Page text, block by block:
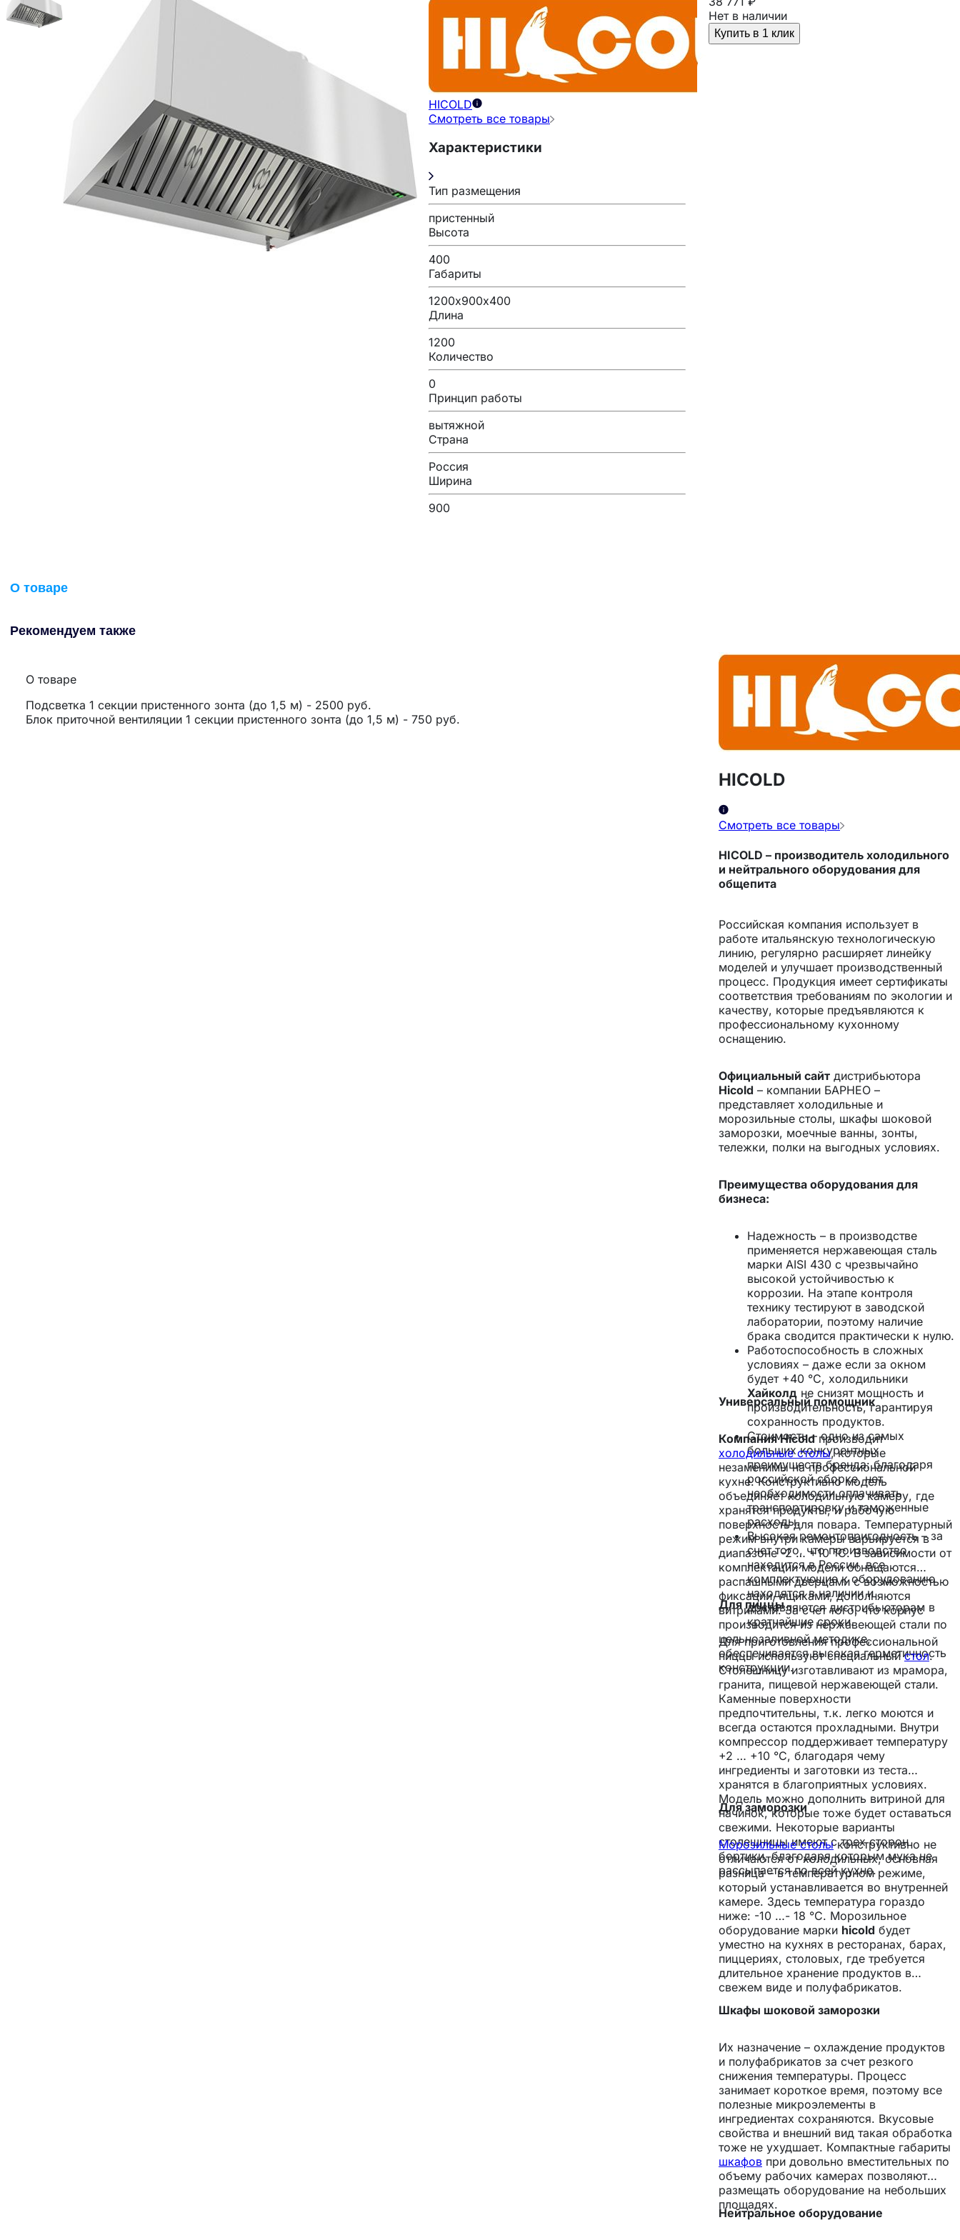
HICOLD
Смотреть все товары
Характеристики
Тип размещения
пристенный
Высота
400
Габариты
1200х900х400
Длина
1200
Количество
0
Принцип работы
вытяжной
Страна
Россия
Ширина
900
Нет в наличии
Купить в 1 клик
О товаре
Рекомендуем также
О товаре
Подсветка 1 секции пристенного зонта (до 1,5 м) - 2500 руб.
Блок приточной вентиляции 1 секции пристенного зонта (до 1,5 м) - 750 руб.
HICOLD
Смотреть все товары
HICOLD – производитель холодильного
и нейтрального оборудования для
общепита
Российская компания использует в
работе итальянскую технологическую
линию, регулярно расширяет линейку
моделей и улучшает производственный
процесс. Продукция имеет сертификаты
соответствия требованиям по экологии и
качеству, которые предъявляются к
профессиональному кухонному
оснащению.
Официальный сайт дистрибьютора
Hicold – компании БАРНЕО –
представляет холодильные и
морозильные столы, шкафы шоковой
заморозки, моечные ванны, зонты,
тележки, полки на выгодных условиях.
Преимущества оборудования для
бизнеса:
Надежность – в производстве
применяется нержавеющая сталь
марки AISI 430 с чрезвычайно
высокой устойчивостью к
коррозии. На этапе контроля
технику тестируют в заводской
лаборатории, поэтому наличие
брака сводится практически к нулю.
Работоспособность в сложных
условиях – даже если за окном
будет +40 °С, холодильники
Хайколд не снизят мощность и
производительность, гарантируя
сохранность продуктов.
Стоимость – одно из самых
больших конкурентных
преимуществ бренда: благодаря
российской сборке, нет
необходимости оплачивать
транспортировку и таможенные
расходы.
Высокая ремонтопригодность – за
счет того, что производство
находится в России, все
комплектующие к оборудованию
находятся в наличии и
доставляются дистрибьюторам в
кратчайшие сроки.
Универсальный помощник
Компания Hicoldпроизводит
холодильные столы, которые
незаменимы на профессиональной
кухне. Конструктивно модель
объединяет холодильную камеру, где
хранятся продукты, и рабочую
поверхность для повара. Температурный
режим внутри камеры варьируется в
диапазоне -2 … +10 °С. В зависимости от
комплектации модели оснащаются
распашными дверцами с возможностью
фиксации, ящиками, дополняются
витринами. За счет того, что корпус
производится из нержавеющей стали по
цельнозаливной методике,
обеспечивается высокая герметичность
конструкции.
Для пиццы
Для приготовления профессиональной
пиццы используют специальныйстол.
Столешницу изготавливают из мрамора,
гранита, пищевой нержавеющей стали.
Каменные поверхности
предпочтительны, т.к. легко моются и
всегда остаются прохладными. Внутри
компрессор поддерживает температуру
+2 … +10 °С, благодаря чему
ингредиенты и заготовки из теста
хранятся в благоприятных условиях.
Модель можно дополнить витриной для
начинок, которые тоже будет оставаться
свежими. Некоторые варианты
столешницы имеют с трех сторон
бортики, благодаря которым мука не
рассыпается по всей кухне.
Для заморозки
Морозильные столыконструктивно не
отличаются от холодильных, основная
разница – в температурном режиме,
который устанавливается во внутренней
камере. Здесь температура гораздо
ниже: -10 …- 18 °С. Морозильное
оборудование марки hicold будет
уместно на кухнях в ресторанах, барах,
пиццериях, столовых, где требуется
длительное хранение продуктов в
свежем виде и полуфабрикатов.
Шкафы шоковой заморозки
Их назначение – охлаждение продуктов
и полуфабрикатов за счет резкого
снижения температуры. Процесс
занимает короткое время, поэтому все
полезные микроэлементы в
ингредиентах сохраняются. Вкусовые
свойства и внешний вид такая обработка
тоже не ухудшает. Компактные габариты
шкафов при довольно вместительных по
объему рабочих камерах позволяют
размещать оборудование на небольших
площадях.
Нейтральное оборудование